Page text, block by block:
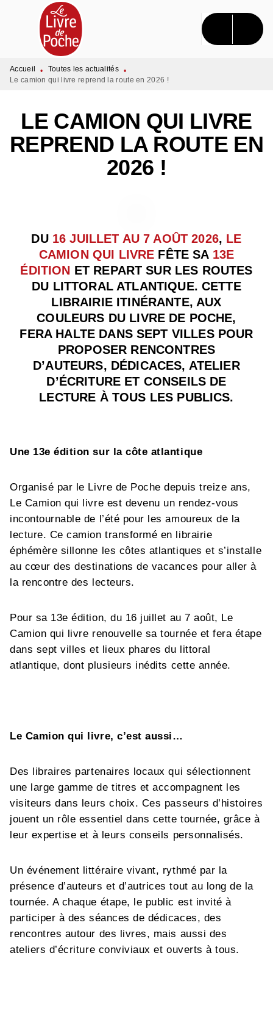
MENU RECHERCHE CONTENU
PIED DE PAGE
Accueil • Toutes les actualités •
Le camion qui livre reprend la route en 2026 !
LE CAMION QUI LIVRE
REPREND LA ROUTE EN
2026 !
DU 16 JUILLET AU 7 AOÛT 2026, LE
CAMION QUI LIVRE FÊTE SA 13E
ÉDITION ET REPART SUR LES ROUTES
DU LITTORAL ATLANTIQUE. CETTE
LIBRAIRIE ITINÉRANTE, AUX
COULEURS DU LIVRE DE POCHE,
FERA HALTE DANS SEPT VILLES POUR
PROPOSER RENCONTRES
D’AUTEURS, DÉDICACES, ATELIER
D’ÉCRITURE ET CONSEILS DE
LECTURE À TOUS LES PUBLICS.
Une 13e édition sur la côte atlantique
Organisé par le Livre de Poche depuis treize ans,
Le Camion qui livre est devenu un rendez-vous
incontournable de l’été pour les amoureux de la
lecture. Ce camion transformé en librairie
éphémère sillonne les côtes atlantiques et s’installe
au cœur des destinations de vacances pour aller à
la rencontre des lecteurs.
Pour sa 13e édition, du 16 juillet au 7 août, Le
Camion qui livre renouvelle sa tournée et fera étape
dans sept villes et lieux phares du littoral
atlantique, dont plusieurs inédits cette année.
Le Camion qui livre, c’est aussi…
Des libraires partenaires locaux qui sélectionnent
une large gamme de titres et accompagnent les
visiteurs dans leurs choix. Ces passeurs d’histoires
jouent un rôle essentiel dans cette tournée, grâce à
leur expertise et à leurs conseils personnalisés.
Un événement littéraire vivant, rythmé par la
présence d’auteurs et d’autrices tout au long de la
tournée. A chaque étape, le public est invité à
participer à des séances de dédicaces, des
rencontres autour des livres, mais aussi des
ateliers d’écriture conviviaux et ouverts à tous.